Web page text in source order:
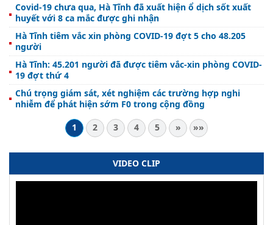
Covid-19 chưa qua, Hà Tĩnh đã xuất hiện ổ dịch sốt xuất
huyết với 8 ca mắc được ghi nhận
Hà Tĩnh tiêm vắc xin phòng COVID-19 đợt 5 cho 48.205
người
Hà Tĩnh: 45.201 người đã được tiêm vắc-xin phòng COVID-
19 đợt thứ 4
Chú trọng giám sát, xét nghiệm các trường hợp nghi
nhiễm để phát hiện sớm F0 trong cộng đồng
1
2 3 4 5 » »»
VIDEO CLIP